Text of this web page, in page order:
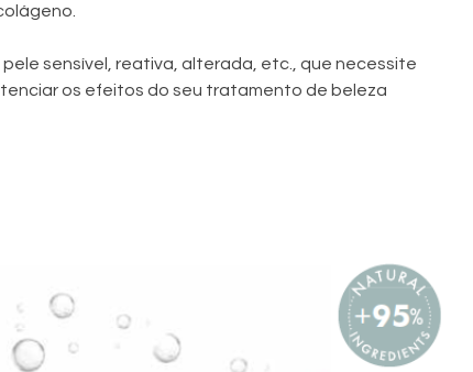
sensível, reativa, alterada, etc., que necessite
os efeitos do seu tratamento de beleza